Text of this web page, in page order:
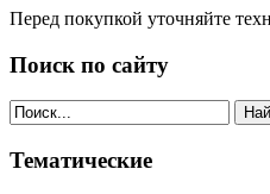
Перед покупкой уточняйте
Поиск по сайту
Тематические